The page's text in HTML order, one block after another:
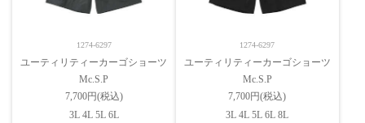
1274-6297
ユーティリティーカーゴショーツ
Mc.S.P
7,700円(税込)
3L 4L 5L 6L
1274-6297
ユーティリティーカーゴショーツ
Mc.S.P
7,700円(税込)
3L 4L 5L 6L 8L